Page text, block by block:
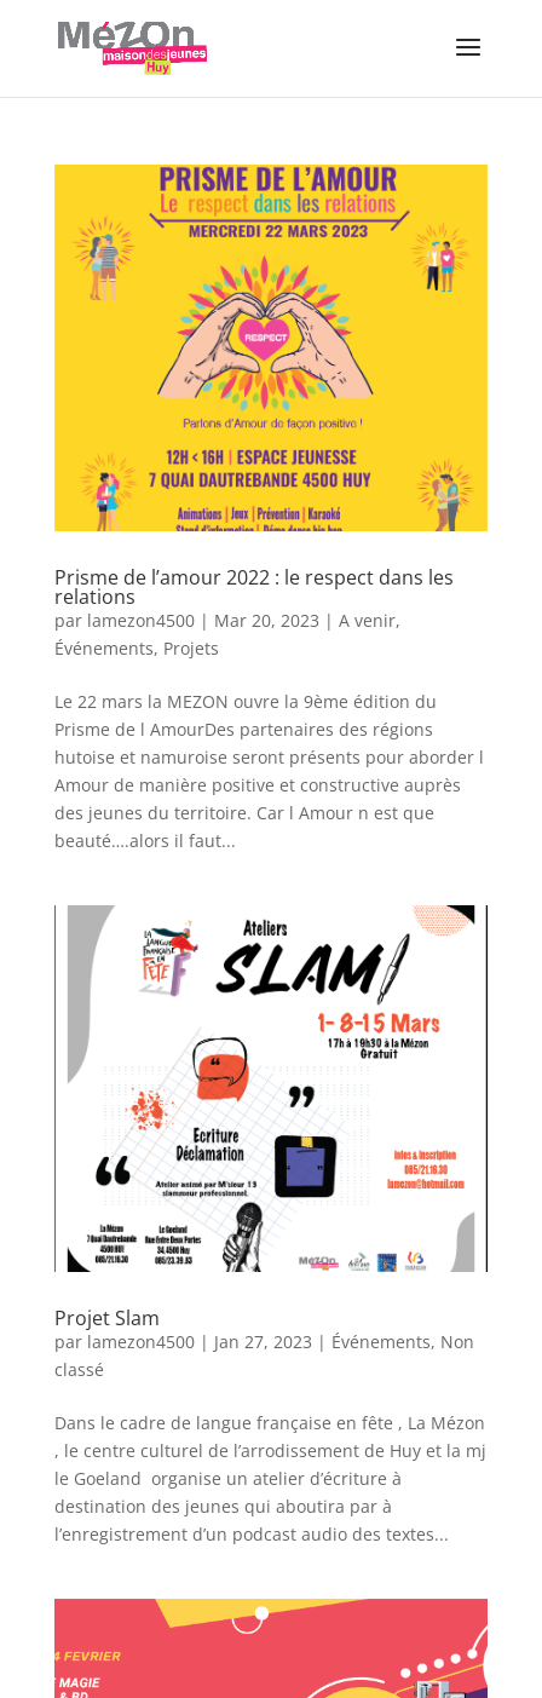
Prisme de l’amour 2022 : le respect dans les
relations
par lamezon4500| Mar 20, 2023 | A venir,
Événements, Projets
Le 22 mars la MEZON ouvre la 9ème édition du
Prisme de l AmourDes partenaires des régions
hutoise et namuroise seront présents pour aborder l
Amour de manière positive et constructive auprès
des jeunes du territoire. Car l Amour n est que
beauté….alors il faut...
Projet Slam
par lamezon4500| Jan 27, 2023 | Événements, Non
classé
Dans le cadre de langue française en fête , La Mézon
, le centre culturel de l’arrodissement de Huy et la mj
le Goeland organise un atelier d’écriture à
destination des jeunes qui aboutira par à
l’enregistrement d’un podcast audio des textes...